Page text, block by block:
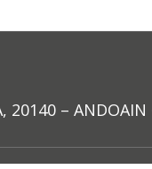
20140 –